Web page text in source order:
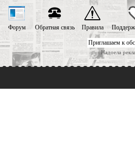
Приглашаем к
Надоела
Форум Обратная связь Правила